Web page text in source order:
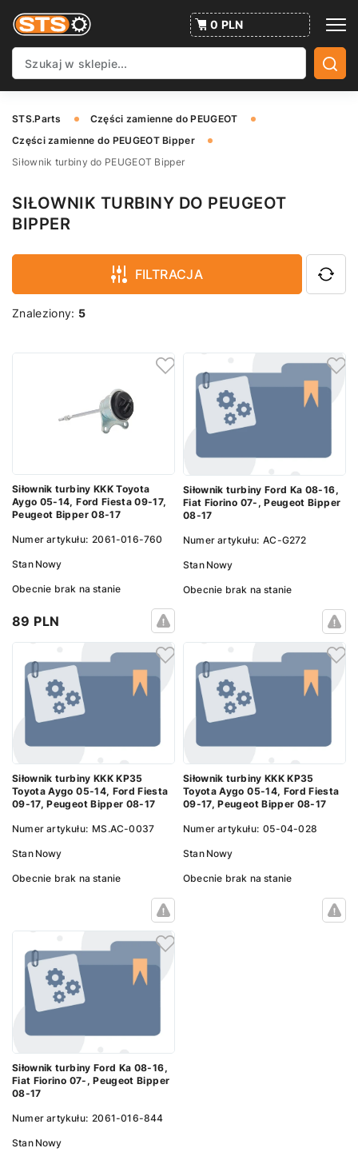
0 PLN
STS.Parts
Części zamienne do PEUGEOT
Części zamienne do PEUGEOT Bipper
Siłownik turbiny do PEUGEOT Bipper
SIŁOWNIK TURBINY DO PEUGEOT
BIPPER
FILTRACJA
Znaleziony: 5
Siłownik turbiny KKK Toyota
Aygo 05-14, Ford Fiesta 09-17,
Peugeot Bipper 08-17
Numer artykułu: 2061-016-760
Stan Nowy
Obecnie brak na stanie
89 PLN
Siłownik turbiny Ford Ka 08-16,
Fiat Fiorino 07-, Peugeot Bipper
08-17
Numer artykułu: AC-G272
Stan Nowy
Obecnie brak na stanie
Siłownik turbiny KKK KP35
Toyota Aygo 05-14, Ford Fiesta
09-17, Peugeot Bipper 08-17
Numer artykułu: MS.AC-0037
Stan Nowy
Obecnie brak na stanie
Siłownik turbiny KKK KP35
Toyota Aygo 05-14, Ford Fiesta
09-17, Peugeot Bipper 08-17
Numer artykułu: 05-04-028
Stan Nowy
Obecnie brak na stanie
Siłownik turbiny Ford Ka 08-16,
Fiat Fiorino 07-, Peugeot Bipper
08-17
Numer artykułu: 2061-016-844
Stan Nowy